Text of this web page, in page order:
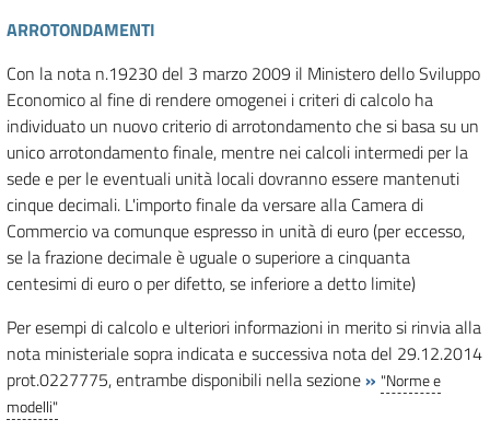
ARROTONDAMENTI
Con la nota n.19230 del 3 marzo 2009 il Ministero dello Sviluppo
Economico al fine di rendere omogenei i criteri di calcolo ha
individuato un nuovo criterio di arrotondamento che si basa su un
unico arrotondamento finale, mentre nei calcoli intermedi per la
sede e per le eventuali unità locali dovranno essere mantenuti
cinque decimali. L'importo finale da versare alla Camera di
Commercio va comunque espresso in unità di euro (per eccesso,
se la frazione decimale è uguale o superiore a cinquanta
centesimi di euro o per difetto, se inferiore a detto limite)
Per esempi di calcolo e ulteriori informazioni in merito si rinvia alla
nota ministeriale sopra indicata e successiva nota del 29.12.2014
prot.0227775, entrambe disponibili nella sezione» "Norme e
modelli"